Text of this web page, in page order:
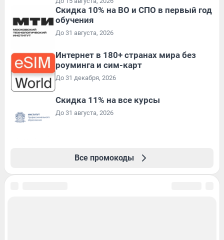
Скидка 10% на ВО и СПО в первый год
обучения
До 31 августа, 2026
Интернет в 180+ странах мира без
роуминга и сим-карт
До 31 декабря, 2026
Скидка 11% на все курсы
До 31 августа, 2026
Все промокоды